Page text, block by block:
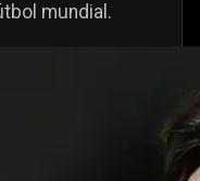
mundial.